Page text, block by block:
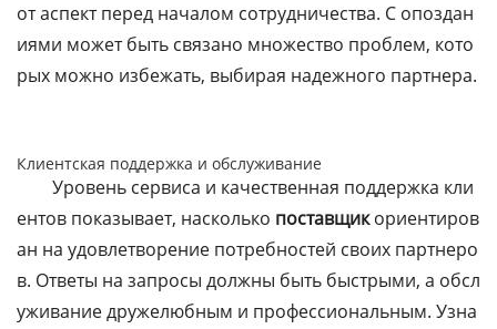
от аспект перед началом сотрудничества. С опоздан
иями может быть связано множество проблем, кото
рых можно избежать, выбирая надежного партнера.
Клиентская поддержка и обслуживание
Уровень сервиса и качественная поддержка кли
ентов показывает, насколько поставщикориентиров
ан на удовлетворение потребностей своих партнеро
в. Ответы на запросы должны быть быстрыми, а обсл
уживание дружелюбным и профессиональным. Узна